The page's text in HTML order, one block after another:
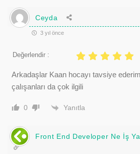
Ceyda
3 yıl önce
Değerlendir :
Arkadaşlar Kaan hocayı tavsiye
çalışanları da çok ilgili
0 Yanıtla
Front End Developer Ne İş